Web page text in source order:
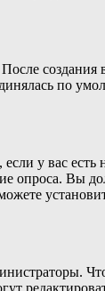
по
у вас
опроса. Вы